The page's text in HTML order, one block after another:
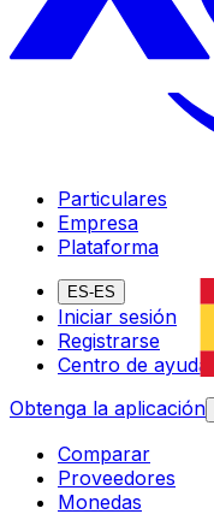
Particulares
Empresa
Plataforma
ES-ES
Iniciar sesión
Registrarse
Centro de ayuda
Obtenga la aplicación
Comparar
Proveedores
Monedas